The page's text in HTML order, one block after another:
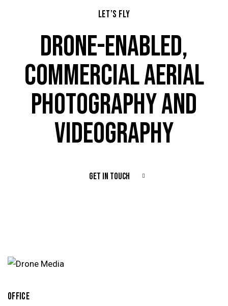
LET’S FLY
DRONE-ENABLED,
COMMERCIAL AERIAL
PHOTOGRAPHY AND
VIDEOGRAPHY
GET IN TOUCH
OFFICE